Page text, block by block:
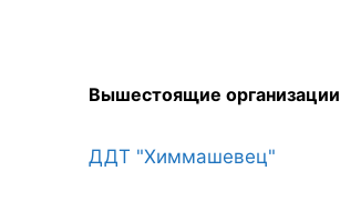
Вышестоящие организации
ДДТ "Химмашевец"